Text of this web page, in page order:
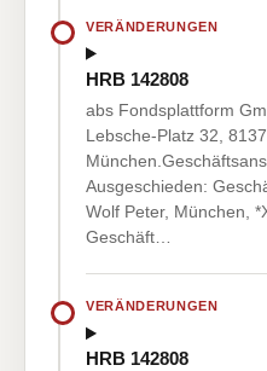
VERÄNDERUNGEN
HRB 142808
abs Fondsplattform
Lebsche-Platz 32,
Ausgeschieden:
Wolf Peter, München,
Geschäft…
VERÄNDERUNGEN
HRB 142808